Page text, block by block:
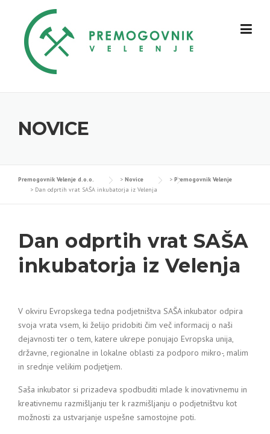
content
NOVICE
Premogovnik Velenje d.o.o. > Novice > Premogovnik Velenje
> Dan odprtih vrat SAŠA inkubatorja iz Velenja
Dan odprtih vrat SAŠA
inkubatorja iz Velenja
V okviru Evropskega tedna podjetništva SAŠA inkubator odpira
svoja vrata vsem, ki želijo pridobiti čim več informacij o naši
dejavnosti ter o tem, katere ukrepe ponujajo Evropska unija,
državne, regionalne in lokalne oblasti za podporo mikro-, malim
in srednje velikim podjetjem.
Saša inkubator si prizadeva spodbuditi mlade k inovativnemu in
kreativnemu razmišljanju ter k razmišljanju o podjetništvu kot
možnosti za ustvarjanje uspešne samostojne poti.